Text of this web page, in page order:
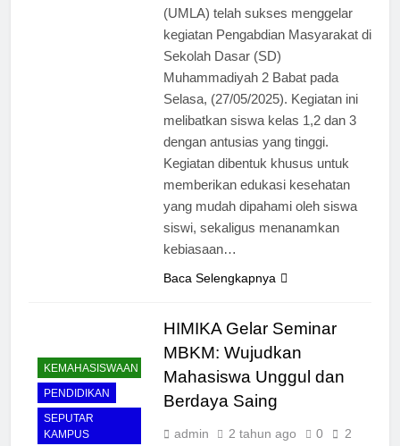
(UMLA) telah sukses menggelar
kegiatan Pengabdian Masyarakat di
Sekolah Dasar (SD)
Muhammadiyah 2 Babat pada
Selasa, (27/05/2025). Kegiatan ini
melibatkan siswa kelas 1,2 dan 3
dengan antusias yang tinggi.
Kegiatan dibentuk khusus untuk
memberikan edukasi kesehatan
yang mudah dipahami oleh siswa
siswi, sekaligus menanamkan
kebiasaan…
Baca Selengkapnya
KEMAHASISWAAN
PENDIDIKAN
SEPUTAR
KAMPUS
HIMIKA Gelar Seminar
MBKM: Wujudkan
Mahasiswa Unggul dan
Berdaya Saing
admin 2 tahun ago 0
2